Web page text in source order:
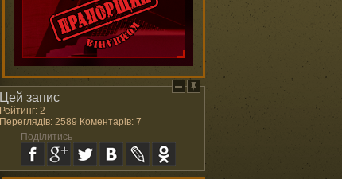
Цей запис
Рейтинг: 2
Переглядів: 2589 Коментарів: 7
Поділитись